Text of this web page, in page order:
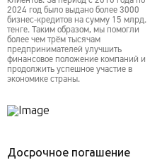
2024 год было выдано более 3000
бизнес-кредитов на сумму 15 млрд.
тенге. Таким образом, мы помогли
более чем трём тысячам
предпринимателей улучшить
финансовое положение компаний и
продолжить успешное участие в
экономике страны.
Досрочное погашение